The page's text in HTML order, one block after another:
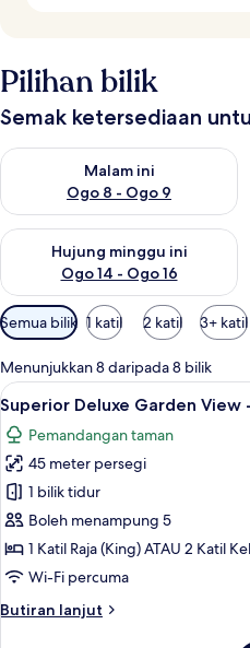
Pilihan bilik
Semak ketersediaan
Malam ini
Ogo 8 - Ogo 9
Semak ketersediaan untuk
Hujung minggu ini
Ogo 14 - Ogo 16
Semak ketersediaan untuk
Penapis
yang
tersedia
untuk
bilik
Semua bilik 1 katil 2 katil 3+ katil
Menunjukkan 8 daripada 8 bilik
Lihat
semua
foto
untuk
Superior
Deluxe
Garden
View
Kids
8
Superior Deluxe Garden View
Pemandangan taman
45 meter persegi
1 bilik tidur
Boleh menampung 5
1 Katil Raja (King) ATAU 2 Katil
Wi-Fi percuma
Butiran lanjut
Butiran